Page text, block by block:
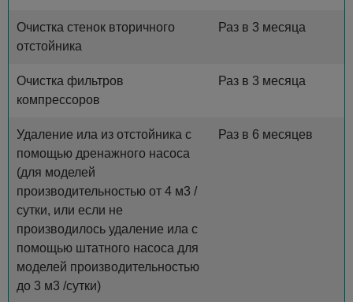
Очистка стенок вторичного
отстойника
Раз в 3 месяца
Очистка фильтров
компрессоров
Раз в 3 месяца
Удаление ила из отстойника с
помощью дренажного насоса
(для моделей
производительностью от 4 м3 /
сутки, или если не
производилось удаление ила с
помощью штатного насоса для
моделей производительностью
до 3 м3 /сутки)
Раз в 6 месяцев